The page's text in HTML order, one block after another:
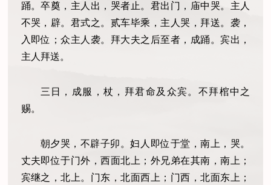
踊。卒奠，主人出，哭者止。君出门，庙中哭。主人
不哭，辟。君式之。贰车毕乘，主人哭，拜送。袭，
入即位；众主人袭。拜大夫之后至者，成踊。宾出，
主人拜送。
三日，成服，杖，拜君命及众宾。不拜棺中之
赐。
朝夕哭，不辟子卯。妇人即位于堂，南上，哭。
丈夫即位于门外，西面北上；外兄弟在其南，南上；
宾继之，北上。门东，北面西上；门西，北面东上；